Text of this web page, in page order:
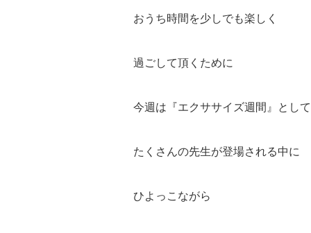
おうち時間を少しでも楽しく
過ごして頂くために
今週は『エクササイズ週間』として
たくさんの先生が登場される中に
ひよっこながら